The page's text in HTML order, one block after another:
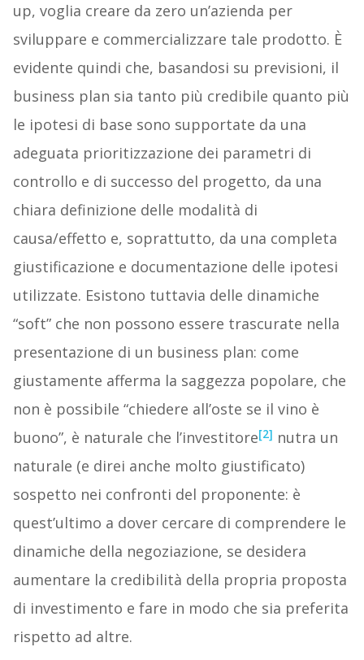
up, voglia creare da zero un’azienda per
sviluppare e commercializzare tale prodotto. È
evidente quindi che, basandosi su previsioni, il
business plan sia tanto più credibile quanto più
le ipotesi di base sono supportate da una
adeguata prioritizzazione dei parametri di
controllo e di successo del progetto, da una
chiara definizione delle modalità di
causa/effetto e, soprattutto, da una completa
giustificazione e documentazione delle ipotesi
utilizzate. Esistono tuttavia delle dinamiche
“soft” che non possono essere trascurate nella
presentazione di un business plan: come
giustamente afferma la saggezza popolare, che
non è possibile “chiedere all’oste se il vino è
buono”, è naturale che l’investitore[2] nutra un
naturale (e direi anche molto giustificato)
sospetto nei confronti del proponente: è
quest’ultimo a dover cercare di comprendere le
dinamiche della negoziazione, se desidera
aumentare la credibilità della propria proposta
di investimento e fare in modo che sia preferita
rispetto ad altre.